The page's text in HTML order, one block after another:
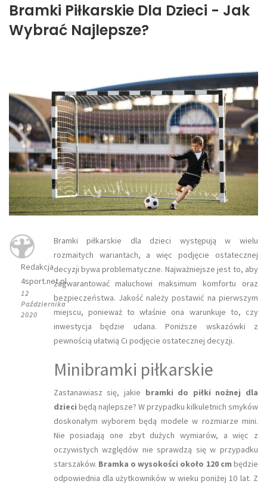
Bramki Piłkarskie Dla Dzieci - Jak
Wybrać Najlepsze?
Redakcja
4sport.net.pl
12
Października
2020
​Bramki piłkarskie dla dzieci występują w wielu
rozmaitych wariantach, a więc podjęcie ostatecznej
decyzji bywa problematyczne. Najważniejsze jest to, aby
zagwarantować maluchowi maksimum komfortu oraz
bezpieczeństwa. Jakość należy postawić na pierwszym
miejscu, ponieważ to właśnie ona warunkuje to, czy
inwestycja będzie udana. Poniższe wskazówki z
pewnością ułatwią Ci podjęcie ostatecznej decyzji.
Minibramki piłkarskie
Zastanawiasz się, jakie bramki do piłki nożnej dla
dzieci będą najlepsze? W przypadku kilkuletnich smyków
doskonałym wyborem będą modele w rozmiarze mini.
Nie posiadają one zbyt dużych wymiarów, a więc z
oczywistych względów nie sprawdzą się w przypadku
starszaków. Bramka o wysokości około 120 cm będzie
odpowiednia dla użytkowników w wieku poniżej 10 lat. Z